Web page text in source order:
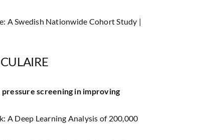
A Swedish Nationwide Cohort Study |
screening in improving
A Deep Learning Analysis of 200,000